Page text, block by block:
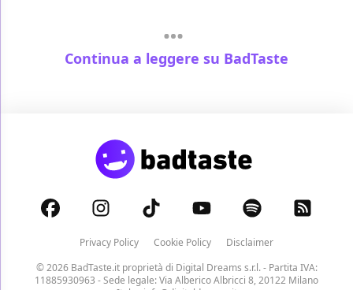
Continua a leggere su BadTaste
Privacy Policy Cookie Policy
Disclaimer
© 2026 BadTaste.it proprietà di Digital Dreams s.r.l.- Partita IVA:
11885930963 - Sede legale: Via Alberico Albricci 8, 20122 Milano